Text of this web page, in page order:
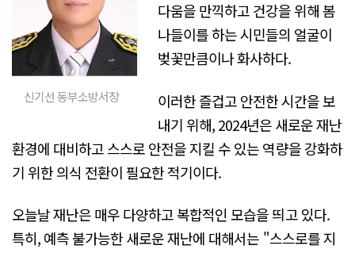
신기선 동부소방서장
다움을 만끽하고 건강을 위해 봄
나들이를 하는 시민들의 얼굴이
벚꽃만큼이나 화사하다.
이러한 즐겁고 안전한 시간을 보
내기 위해, 2024년은 새로운 재난
환경에 대비하고 스스로 안전을 지킬 수 있는 역량을 강화하
기 위한 의식 전환이 필요한 적기이다.
오늘날 재난은 매우 다양하고 복합적인 모습을 띄고 있다.
특히, 예측 불가능한 새로운 재난에 대해서는 "스스로를 지